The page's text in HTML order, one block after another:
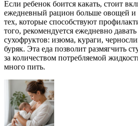
Если ребенок боится какать, стоит
ежедневный рацион больше овощей и
тех, которые способствуют
того, рекомендуется ежедневно
сухофруктов: изюма, кураги,
буряк. Эта еда позволит размягчить
за количеством потребляемой
много пить.